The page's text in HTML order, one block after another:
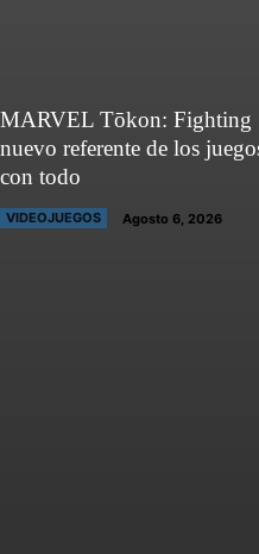
MARVEL Tōkon: Fighting
nuevo referente de los
con todo
VIDEOJUEGOS Agosto 6, 2026